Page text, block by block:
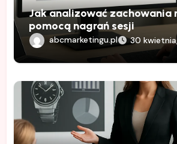
Jak analizować zachowania
pomocą nagrań sesji
abcmarketingu.pl 30